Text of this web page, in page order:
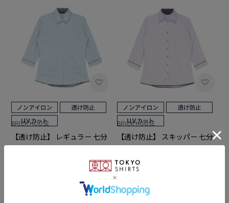
BRICK HOUSE
【透け防止】 レギュラー 七分
袖 形態安定 レディースシャツ
BRICK HOUSE
【透け防止】 スキッパー 七分
袖 形態安定 レディースシャツ
￥4,389